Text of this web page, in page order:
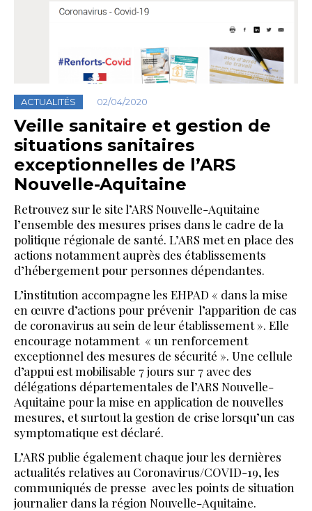
ACTUALITÉS 02/04/2020
Veille sanitaire et gestion de
situations sanitaires
exceptionnelles de l’ARS
Nouvelle-Aquitaine
Retrouvez sur le site l’ARS Nouvelle-Aquitaine
l’ensemble des mesures prises dans le cadre de la
politique régionale de santé. L’ARS met en place des
actions notamment auprès des établissements
d’hébergement pour personnes dépendantes.
L’institution accompagne les EHPAD « dans la mise
en œuvre d’actions pour prévenir l’apparition de cas
de coronavirus au sein de leur établissement ». Elle
encourage notamment « un renforcement
exceptionnel des mesures de sécurité ». Une cellule
d’appui est mobilisable 7 jours sur 7 avec des
délégations départementales de l’ARS Nouvelle-
Aquitaine pour la mise en application de nouvelles
mesures, et surtout la gestion de crise lorsqu’un cas
symptomatique est déclaré.
L’ARS publie également chaque jour les dernières
actualités relatives au Coronavirus/COVID-19, les
communiqués de presse avec les points de situation
journalier dans la région Nouvelle-Aquitaine.